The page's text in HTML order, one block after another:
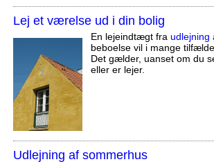
Lej et værelse ud i din bolig
En lejeindtægt fra udlejning
beboelse vil i mange
Det gælder, uanset om du
eller er lejer.
Udlejning af sommerhus